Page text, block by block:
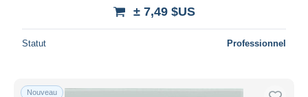
± 7,49 $US
Statut Professionnel
Nouveau